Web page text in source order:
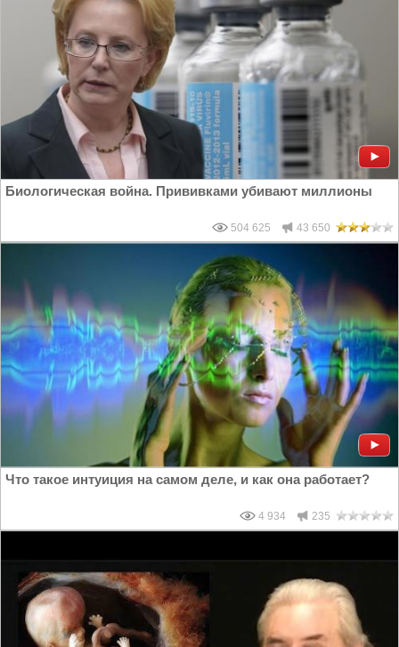
Биологическая война. Прививками убивают миллионы
504 625 43 650
Что такое интуиция на самом деле, и как она работает?
4 934 235